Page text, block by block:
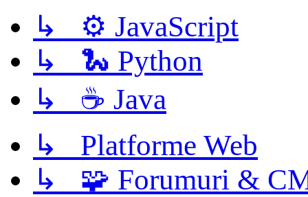
↳ ⚙️ JavaScript
↳ 🐍 Python
↳ ☕ Java
↳ Platforme Web
↳ 🧩 Forumuri &